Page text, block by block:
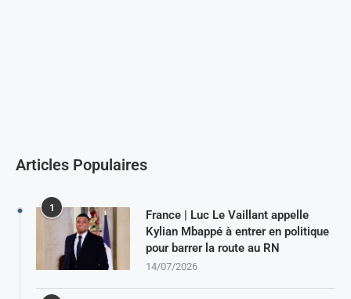
Articles Populaires
1
France | Luc Le Vaillant appelle
Kylian Mbappé à entrer en politique
pour barrer la route au RN
14/07/2026